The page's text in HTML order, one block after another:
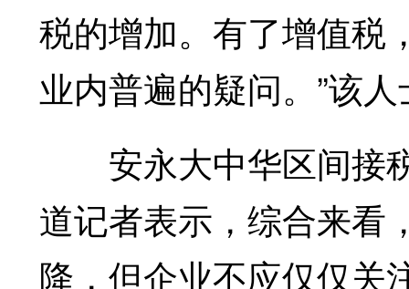
税的增加。有了增值税
业内普遍的疑问。”该
安永大中华区间接
道记者表示，综合来看
降，但企业不应仅仅